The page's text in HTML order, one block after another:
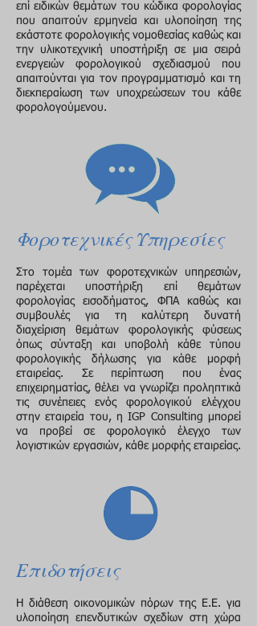
επί ειδικών θεμάτων του κώδικα φορολογίας
που απαιτούν ερμηνεία και υλοποίηση της
εκάστοτε φορολογικής νομοθεσίας καθώς και
την υλικοτεχνική υποστήριξη σε μια σειρά
ενεργειών φορολογικού σχεδιασμού που
απαιτούνται για τον προγραμματισμό και τη
διεκπεραίωση των υποχρεώσεων του κάθε
φορολογούμενου.
Φοροτεχνικές Υπηρεσίες
Στο τομέα των φοροτεχνικών υπηρεσιών,
παρέχεται υποστήριξη επί θεμάτων
φορολογίας εισοδήματος, ΦΠΑ καθώς και
συμβουλές για τη καλύτερη δυνατή
διαχείριση θεμάτων φορολογικής φύσεως
όπως σύνταξη και υποβολή κάθε τύπου
φορολογικής δήλωσης για κάθε μορφή
εταιρείας. Σε περίπτωση που ένας
επιχειρηματίας, θέλει να γνωρίζει προληπτικά
τις συνέπειες ενός φορολογικού ελέγχου
στην εταιρεία του, η IGP Consulting μπορεί
να προβεί σε φορολογικό έλεγχο των
λογιστικών εργασιών, κάθε μορφής εταιρείας.
Επιδοτήσεις
Η διάθεση οικονομικών πόρων της Ε.Ε. για
υλοποίηση επενδυτικών σχεδίων στη χώρα